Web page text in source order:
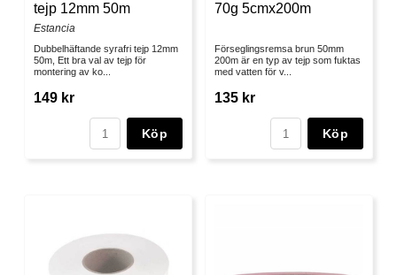
tejp 12mm 50m
Estancia
Dubbelhäftande syrafri tejp 12mm
50m, Ett bra val av tejp för
montering av ko...
149 kr
Köp
70g 5cmx200m
Förseglingsremsa brun 50mm
200m är en typ av tejp som fuktas
med vatten för v...
135 kr
Köp